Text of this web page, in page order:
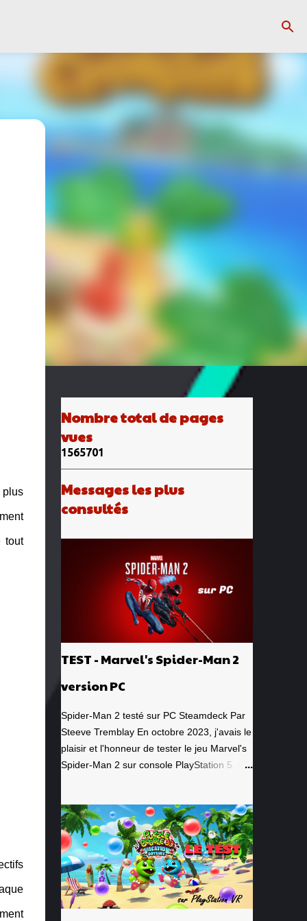
tout
Nombre total de pages
vues
1565701
Messages les plus
consultés
TEST - Marvel's Spider-Man 2
version PC
Spider-Man 2 testé sur PC Steamdeck Par
Steeve Tremblay En octobre 2023, j'avais le
plaisir et l'honneur de tester le jeu Marvel's
Spider-Man 2 sur console PlayStation 5. Un
épique. À quel point j'avais apprécié mon
expérience? Je lui avais donné la
spectaculaire note de 10/10. Pour revoir
mon test, c'est par ici . Lorsque PlayStation
Canada nous a contacté il y a deux
semaines pour faire le test de la version PC,